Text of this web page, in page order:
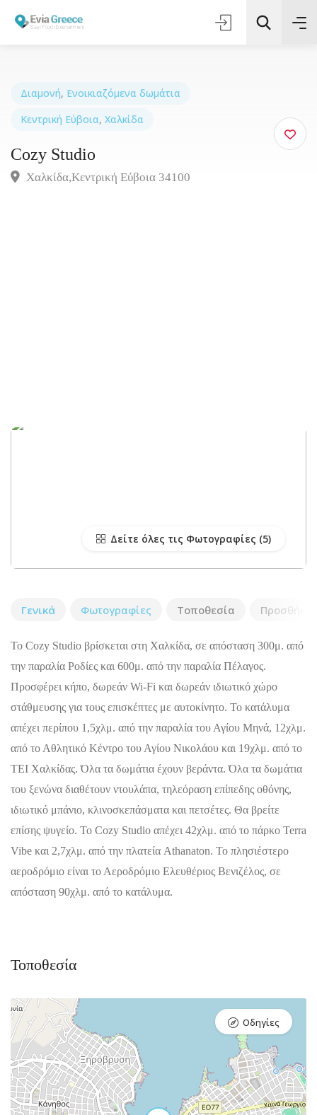
Τοποθεσία
Όλες οι Κατηγορίες
Διαμονή, Ενοικιαζόμενα δωμάτια
Κεντρική Εύβοια, Χαλκίδα
Cozy Studio
Χαλκίδα,Κεντρική Εύβοια 34100
Δείτε όλες τις Φωτογραφίες
Γενικά Φωτογραφίες Τοποθεσία Προσθήκη
Το Cozy Studio βρίσκεται στη Χαλκίδα, σε απόσταση 300μ. από
την παραλία Ροδίες και 600μ. από την παραλία Πέλαγος.
Προσφέρει κήπο, δωρεάν Wi-Fi και δωρεάν ιδιωτικό χώρο
στάθμευσης για τους επισκέπτες με αυτοκίνητο. Το κατάλυμα
απέχει περίπου 1,5χλμ. από την παραλία του Αγίου Μηνά, 12χλμ.
από το Αθλητικό Κέντρο του Αγίου Νικολάου και 19χλμ. από το
ΤΕΙ Χαλκίδας. Όλα τα δωμάτια έχουν βεράντα. Όλα τα δωμάτια
του ξενώνα διαθέτουν ντουλάπα, τηλεόραση επίπεδης οθόνης,
ιδιωτικό μπάνιο, κλινοσκεπάσματα και πετσέτες. Θα βρείτε
επίσης ψυγείο. Το Cozy Studio απέχει 42χλμ. από το πάρκο Terra
Vibe και 2,7χλμ. από την πλατεία Athanaton. Το πλησιέστερο
αεροδρόμιο είναι το Αεροδρόμιο Ελευθέριος Βενιζέλος, σε
απόσταση 90χλμ. από το κατάλυμα.
Τοποθεσία
Οδηγίες